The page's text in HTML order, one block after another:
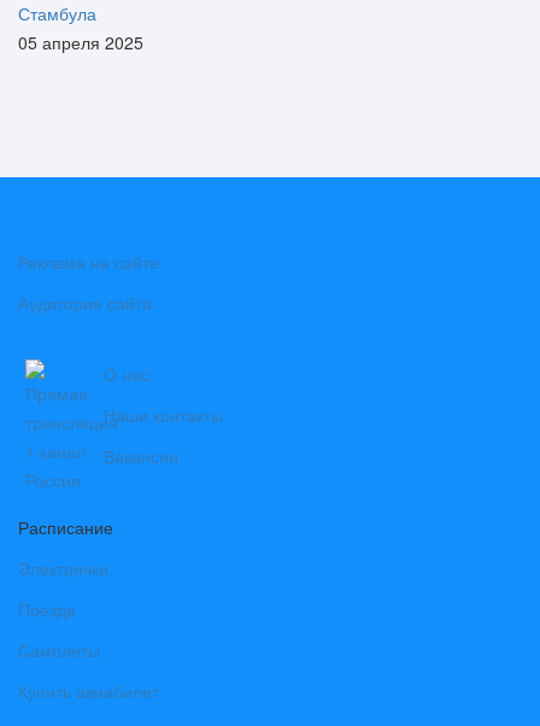
Стамбула
05 апреля 2025
Реклама на сайте
Аудитория сайта
О нас
Наши контакты
Вакансии
Расписание
Электрички
Поезда
Самолеты
Купить авиабилет